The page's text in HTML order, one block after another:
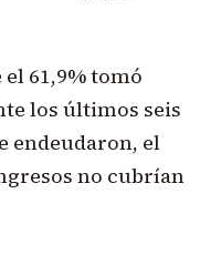
61,9% tomó
los últimos seis
endeudaron, el
no cubrían